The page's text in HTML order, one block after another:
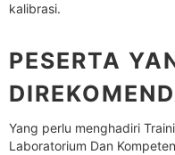
kalibrasi.
PESERTA
Yang perlu menghadiri
Laboratorium Dan